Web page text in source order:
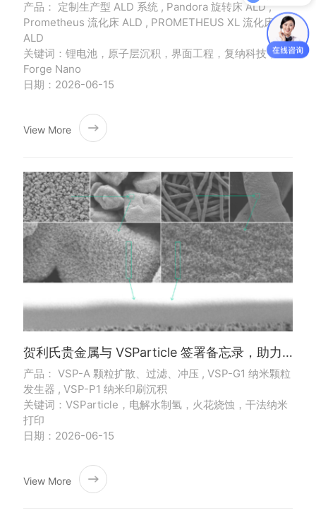
产品： 定制生产型 ALD 系统 , Pandora 旋转床 ALD ,
Prometheus 流化床 ALD , PROMETHEUS XL 流化床
ALD
关键词：锂电池，原子层沉积，界面工程，复纳科技，
Forge Nano
日期：2026-06-15
View More
贺利氏贵金属与 VSParticle 签署备忘录，助力 PEM 电解水制氢降本增效
产品： VSP-A 颗粒扩散、过滤、冲压 , VSP-G1 纳米颗粒
发生器 , VSP-P1 纳米印刷沉积
关键词：VSParticle，电解水制氢，火花烧蚀，干法纳米
打印
日期：2026-06-15
View More
获取产品资料